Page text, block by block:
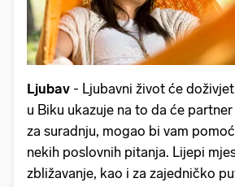
Ljubav - Ljubavni život će
u Biku ukazuje na to da će
za suradnju, mogao bi vam
nekih poslovnih pitanja. Lijepi
zbližavanje, kao i za zajedničko